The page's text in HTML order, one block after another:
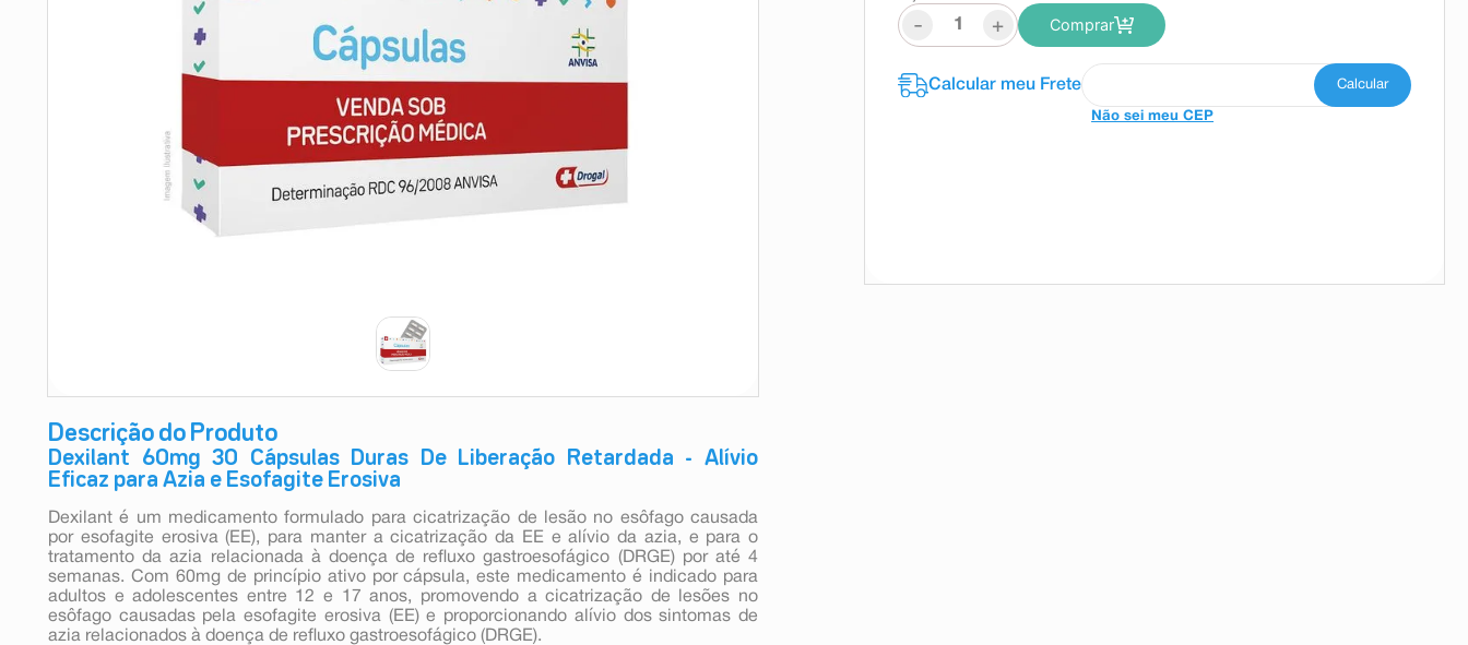
Descrição do Produto
Dexilant 60mg 30 Cápsulas Duras De Liberação Retardada - Alívio
Eficaz para Azia e Esofagite Erosiva
Dexilant é um medicamento formulado para cicatrização de lesão no esôfago causada
por esofagite erosiva (EE), para manter a cicatrização da EE e alívio da azia, e para o
tratamento da azia relacionada à doença de refluxo gastroesofágico (DRGE) por até 4
semanas. Com 60mg de princípio ativo por cápsula, este medicamento é indicado para
adultos e adolescentes entre 12 e 17 anos, promovendo a cicatrização de lesões no
esôfago causadas pela esofagite erosiva (EE) e proporcionando alívio dos sintomas de
azia relacionados à doença de refluxo gastroesofágico (DRGE).
- + Comprar
Não sei meu CEP
absorvente